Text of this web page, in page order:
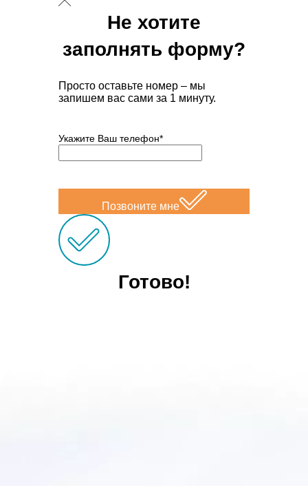
Не хотите
заполнять форму?
Просто оставьте номер – мы
запишем вас сами за 1 минуту.
Укажите Ваш телефон*
Позвоните мне
Готово!